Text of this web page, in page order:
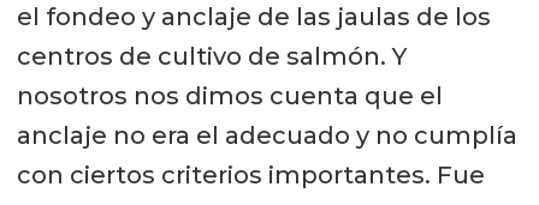
el fondeo y anclaje de las jaulas de los
centros de cultivo de salmón. Y
nosotros nos dimos cuenta que el
anclaje no era el adecuado y no cumplía
con ciertos criterios importantes. Fue